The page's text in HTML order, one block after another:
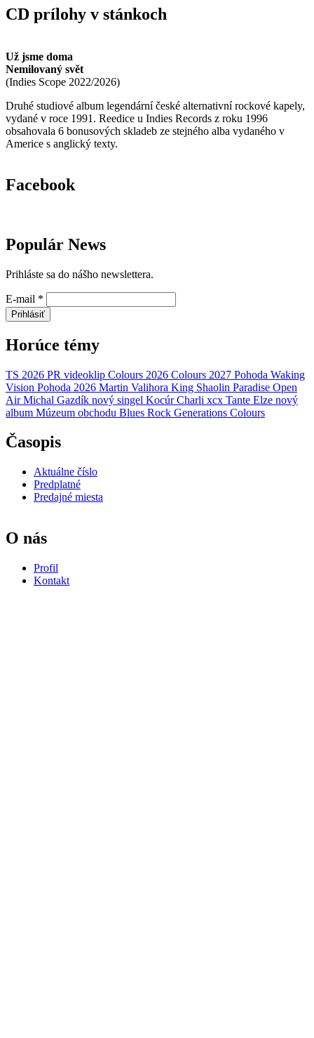
CD prílohy v stánkoch
Už jsme doma
Nemilovaný svět
(Indies Scope 2022/2026)
Druhé studiové album legendární české alternativní rockové kapely,
vydané v roce 1991. Reedice u Indies Records z roku 1996
obsahovala 6 bonusových skladeb ze stejného alba vydaného v
Americe s anglický texty.
Facebook
Populár News
Prihláste sa do nášho newslettera.
E-mail *
Prihlásiť
Horúce témy
TS 2026 PR videoklip Colours 2026 Colours 2027 Pohoda Waking
Vision Pohoda 2026 Martin Valihora King Shaolin Paradise Open
Air Michal Gazdík nový singel Kocúr Charli xcx Tante Elze nový
album Múzeum obchodu Blues Rock Generations Colours
Časopis
Aktuálne číslo
Predplatné
Predajné miesta
O nás
Profil
Kontakt